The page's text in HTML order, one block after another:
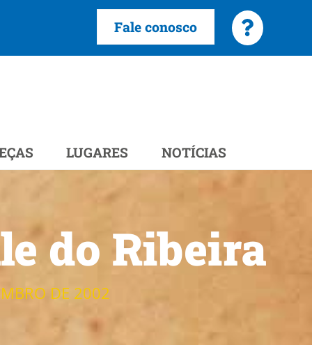
Fale conosco
LUGARES NOTÍCIAS
do Ribeira
DE 2002